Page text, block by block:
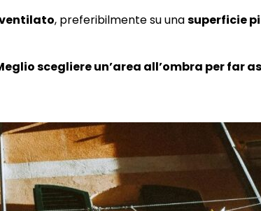
, preferibilmente su unasuperficie
scegliere un’area all’ombra per far